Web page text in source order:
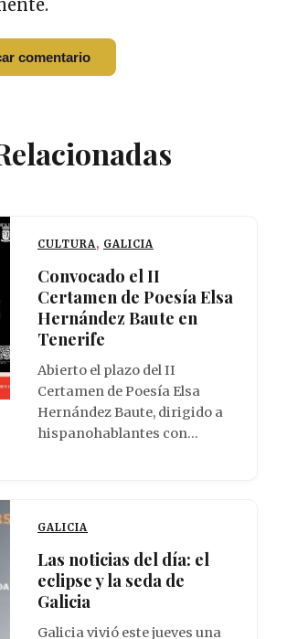
CULTURA, GALICIA
Convocado el II
Certamen de Poesía Elsa
Hernández Baute en
Tenerife
Abierto el plazo del II
Certamen de Poesía Elsa
Hernández Baute, dirigido a
hispanohablantes con…
GALICIA
Las noticias del día: el
eclipse y la seda de
Galicia
Galicia vivió este jueves una